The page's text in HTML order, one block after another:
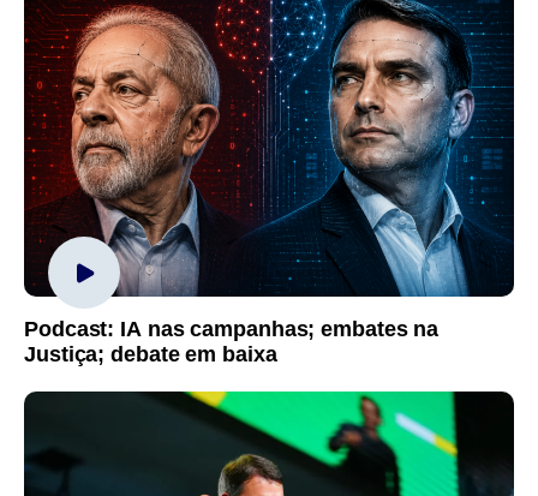
Podcast: IA nas campanhas; embates na
Justiça; debate em baixa